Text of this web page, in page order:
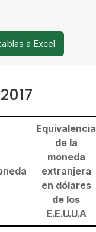
a Excel
Equivalencia
de la
moneda
extranjera
en dólares
de los
E.E.U.U.A